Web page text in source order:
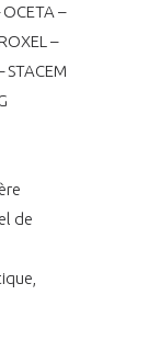
OCETA –
–
STACEM
de